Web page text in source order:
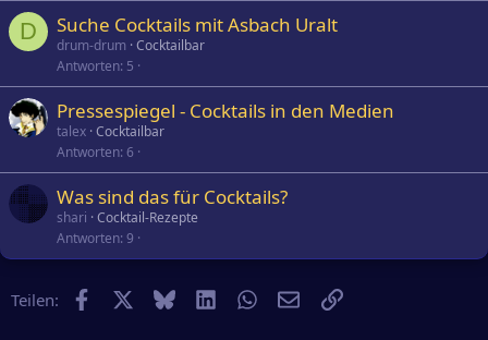
D Suche Cocktails mit Asbach Uralt
drum-drum Cocktailbar
Antworten 5
Pressespiegel - Cocktails in den Medien
talex Cocktailbar
Antworten 6
Was sind das für Cocktails?
shari Cocktail-Rezepte
Antworten 9
Teilen: Facebook BlueskyLinkedInWhatsApp
E-MailLink